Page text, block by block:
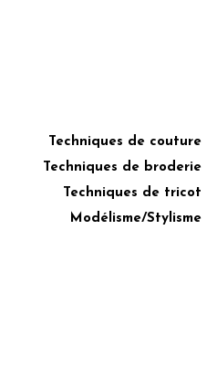
Techniques de couture
Techniques de broderie
Techniques de tricot
Modélisme/Stylisme